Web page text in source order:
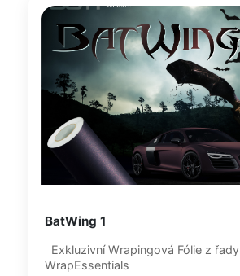
BatWing 1
Exkluzivní Wrapingová Fólie z řady
WrapEssentials